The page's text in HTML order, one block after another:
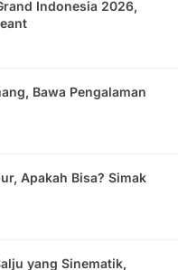
Indonesia 2026,
Bawa Pengalaman
Apakah Bisa? Simak
yang Sinematik,